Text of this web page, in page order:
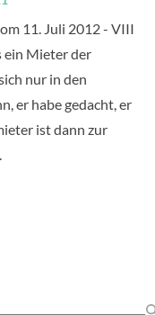
11. Juli 2012 - VIII
ein Mieter der
nur in den
er habe gedacht, er
ist dann zur